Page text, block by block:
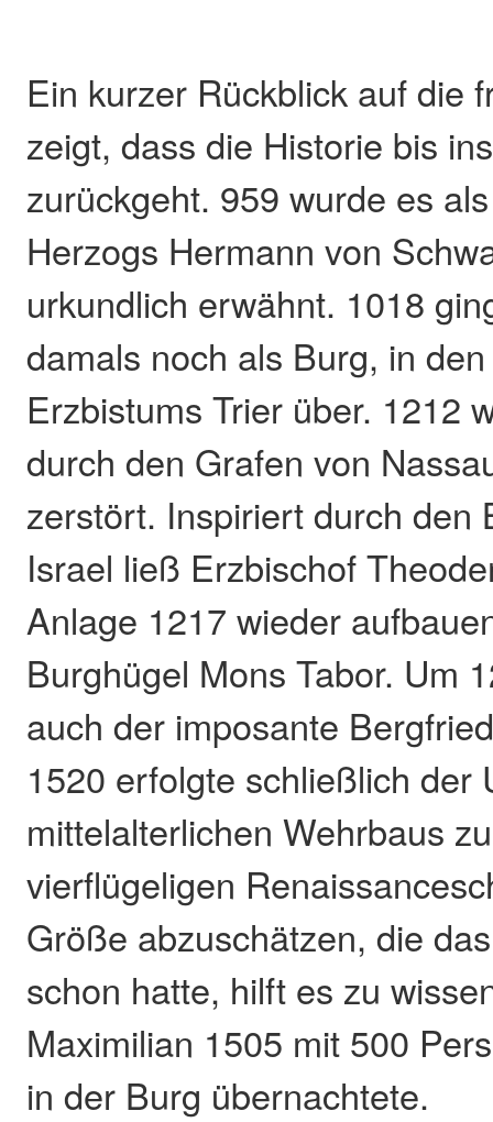
Ein kurzer Rückblick auf die
zeigt, dass die Historie bis
zurückgeht. 959 wurde es
Herzogs Hermann von
urkundlich erwähnt. 1018
damals noch als Burg, in
Erzbistums Trier über. 1212
durch den Grafen von
zerstört. Inspiriert durch den
Israel ließ Erzbischof
Anlage 1217 wieder
Burghügel Mons Tabor. Um
auch der imposante
1520 erfolgte schließlich der
mittelalterlichen Wehrbaus
vierflügeligen
Größe abzuschätzen, die
schon hatte, hilft es zu
Maximilian 1505 mit 500
in der Burg übernachtete.